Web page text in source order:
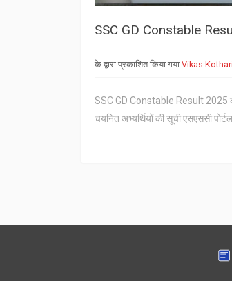
SSC GD Constable
के द्वारा प्रकाशित किया गया Vikas Kothari
SSC GD Constable Result 2025
चयनित अभ्यर्थियों की सूची एसएससी